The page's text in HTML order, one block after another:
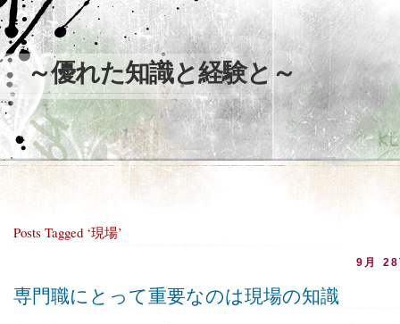
～優れた知識と経験と～
Posts Tagged ‘現場’
9月
専門職にとって重要なのは現場の知識